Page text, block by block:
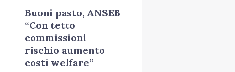
Buoni pasto, ANSEB
“Con tetto
commissioni
rischio aumento
costi welfare”